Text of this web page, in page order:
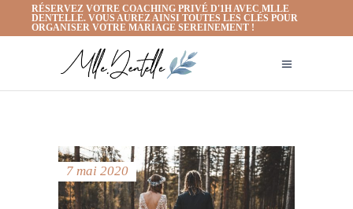
RÉSERVEZ VOTRE COACHING PRIVÉ D'1H AVEC MLLE
DENTELLE. VOUS AUREZ AINSI TOUTES LES CLÉS POUR
ORGANISER VOTRE MARIAGE SEREINEMENT !
7 mai 2020